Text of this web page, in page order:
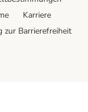
Karriere
zur Barrierefreiheit